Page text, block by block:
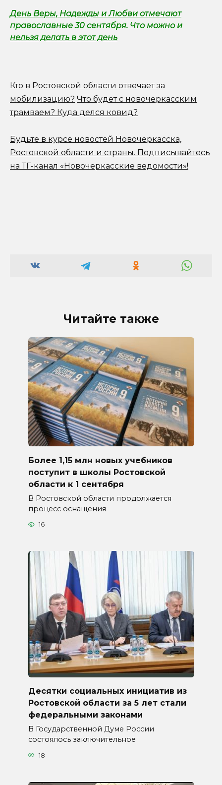
День Веры, Надежды и Любви отмечают
православные 30 сентября. Что можно и
нельзя делать в этот день
Кто в Ростовской области отвечает за
мобилизацию? Что будет с новочеркасским
трамваем? Куда делся ковид?
Будьте в курсе новостей Новочеркасска,
Ростовской области и страны. Подписывайтесь
на ТГ-канал «Новочеркасские ведомости»!
Читайте также
Более 1,15 млн новых учебников
поступит в школы Ростовской
области к 1 сентября
В Ростовской области продолжается
процесс оснащения
16
Десятки социальных инициатив из
Ростовской области за 5 лет стали
федеральными законами
В Государственной Думе России
состоялось заключительное
18